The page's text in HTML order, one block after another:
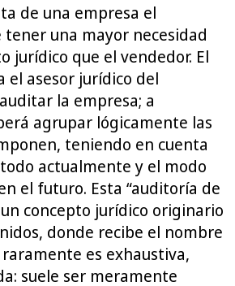
de una empresa el
una mayor necesidad
jurídico que el vendedor. El
el asesor jurídico del
la empresa; a
agrupar lógicamente las
teniendo en cuenta
actualmente y el modo
el futuro. Esta “auditoría de
concepto jurídico originario
donde recibe el nombre
es exhaustiva,
suele ser meramente